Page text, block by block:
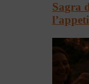
Sagra